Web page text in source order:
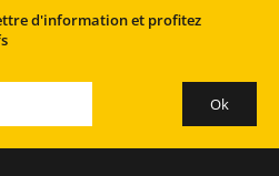
d'information et profitez